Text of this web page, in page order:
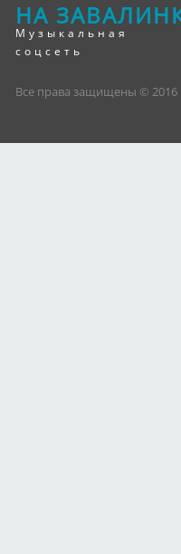
НА
Музыкальная
соцсеть
Все права защищены © 2016